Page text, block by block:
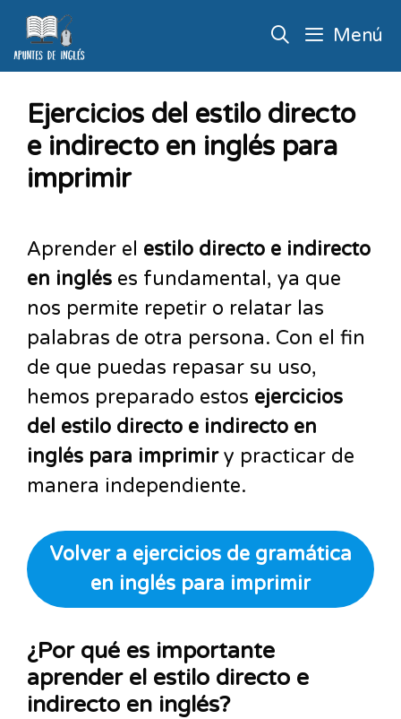
Menú
Ejercicios del estilo directo
e indirecto en inglés para
imprimir
Aprender el estilo directo e indirecto
en inglés es fundamental, ya que
nos permite repetir o relatar las
palabras de otra persona. Con el fin
de que puedas repasar su uso,
hemos preparado estos ejercicios
del estilo directo e indirecto en
inglés para imprimiry practicar de
manera independiente.
Volver a ejercicios de gramática
en inglés para imprimir
¿Por qué es importante
aprender el estilo directo e
indirecto en inglés?